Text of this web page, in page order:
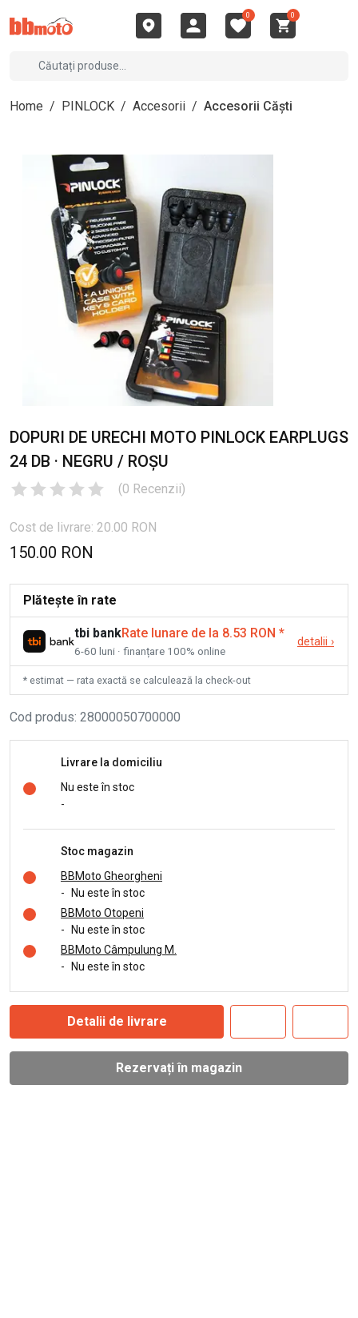
0 0
Home / PINLOCK / Accesorii / Accesorii Căști
DOPURI DE URECHI MOTO PINLOCK EARPLUGS
24 DB · NEGRU / ROȘU
(0 Recenzii)
Cost de livrare: 20.00 RON
150.00 RON
Plătește în rate
tbi bankRate lunare de la 8.53 RON *
6-60 luni · finanțare 100% online
detalii ›
* estimat — rata exactă se calculează la check-out
Cod produs: 28000050700000
Livrare la domiciliu
Nu este în stoc
-
Stoc magazin
BBMoto Gheorgheni
- Nu este în stoc
BBMoto Otopeni
- Nu este în stoc
BBMoto Câmpulung M.
- Nu este în stoc
Detalii de livrare
Rezervați în magazin